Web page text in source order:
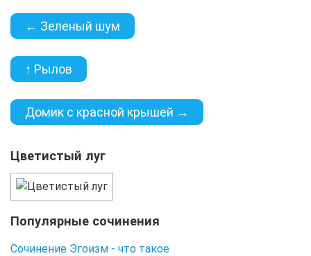
← Зеленый шум
↑ Рылов
Домик с красной крышей →
Цветистый луг
Популярные сочинения
Сочинение Эгоизм - что такое